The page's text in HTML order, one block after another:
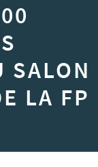
SALON
LA FP